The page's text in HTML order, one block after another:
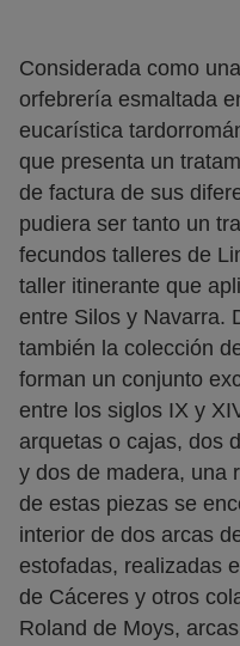
Considerada como
orfebrería esmaltada
eucarística
que presenta un
de factura de sus
pudiera ser tanto un
fecundos talleres de
taller itinerante que
entre Silos y Navarra.
también la colección
forman un conjunto
entre los siglos IX y
arquetas o cajas, dos
y dos de madera, una
de estas piezas se
interior de dos arcas
estofadas, realizadas
de Cáceres y otros
Roland de Moys,